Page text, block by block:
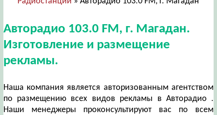
Авторадио 103.0 FM, г. Магадан.
Изготовление и размещение
рекламы.
Наша компания является авторизованным агентством
по размещению всех видов рекламы в Авторадио .
Наши менеджеры проконсультируют вас по всем